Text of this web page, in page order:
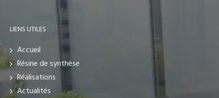
LIENS UTILES
Accueil
Résine de synthèse
Réalisations
Actualités